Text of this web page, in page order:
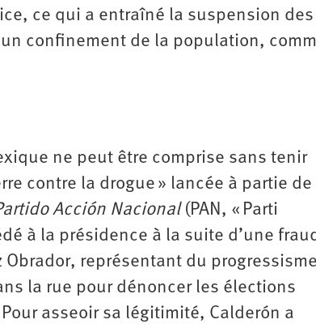
ce qui a entraîné la suspension des
confinement de la population,
ne peut être comprise sans tenir
contre la drogue » lancée à partie de
Acción Nacional(PAN, « Parti
à la présidence à la suite d’une
représentant du
la rue pour dénoncer les élections
asseoir sa légitimité, Calderón a